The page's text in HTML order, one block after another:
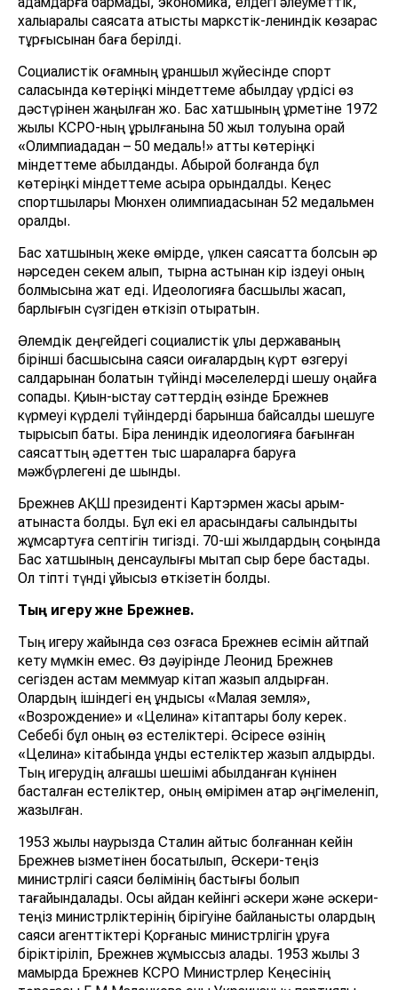
халықаралық саясатқа қатысты маркстік-лениндік көзқарас
тұрғысынан баға берілді.
Социалистік қоғамның ұраншыл жүйесінде спорт
саласында көтеріңкі міндеттеме қабылдау үрдісі өз
дәстүрінен жаңылған жоқ. Бас хатшының құрметіне 1972
жылы КСРО-ның құрылғанына 50 жыл толуына орай
«Олимпиададан – 50 медаль!» атты көтеріңкі
міндеттеме қабылданды. Абырой болғанда бұл
көтеріңкі міндеттеме асыра орындалды. Кеңес
спортшылары Мюнхен олимпиадасынан 52 медальмен
оралды.
Бас хатшының жеке өмірде, үлкен саясатта болсын әр
нәрседен секем алып, тырнақ астынан кір іздеуі оның
болмысына жат еді. Идеологияға басшылық жасап,
барлығын сүзгіден өткізіп отыратын.
Әлемдік деңгейдегі социалистік ұлы державаның
бірінші басшысына саяси оқиғалардың күрт өзгеруі
салдарынан болатын түйінді мәселелерді шешу оңайға
соқпады. Қиын-қыстау сәттердің өзінде Брежнев
күрмеуі күрделі түйіндерді барынша байсалды шешуге
тырысып бақты. Бірақ лениндік идеологияға бағынған
саясаттың әдеттен тыс шараларға баруға
мәжбүрлегені де шындық.
Брежнев АҚШ президенті Картэрмен жақсы қарым-
қатынаста болды. Бұл екі ел арасындағы салқындықты
жұмсартуға септігін тигізді. 70-ші жылдардың соңында
Бас хатшының денсаулығы мықтап сыр бере бастады.
Ол тіпті түнді ұйқысыз өткізетін болды.
Тың игеру және Брежнев.
Тың игеру жайында сөз қозғасақ Брежнев есімін айтпай
кету мүмкін емес. Өз дәуірінде Леонид Брежнев
сегізден астам меммуар кітап жазып қалдырған.
Олардың ішіндегі ең құндысы «Малая земля»,
«Возрождение» и «Целина» кітаптары болу керек.
Себебі бұл оның өз естеліктері. Әсіресе өзінің
«Целина» кітабында құнды естеліктер жазып қалдырды.
Тың игерудің алғашқы шешімі қабылданған күнінен
басталған естеліктер, оның өмірімен қатар әңгімеленіп,
жазылған.
1953 жылы наурызда Сталин қайтыс болғаннан кейін
Брежнев қызметінен босатылып, Әскери-теңіз
министрлігі саяси бөлімінің бастығы болып
тағайындалады. Осы айдан кейінгі әскери және әскери-
теңіз министрліктерінің бірігуіне байланысты олардың
саяси агенттіктері Қорғаныс министрлігін құруға
біріктіріліп, Брежнев жұмыссыз қалады. 1953 жылы 3
мамырда Брежнев КСРО Министрлер Кеңесінің